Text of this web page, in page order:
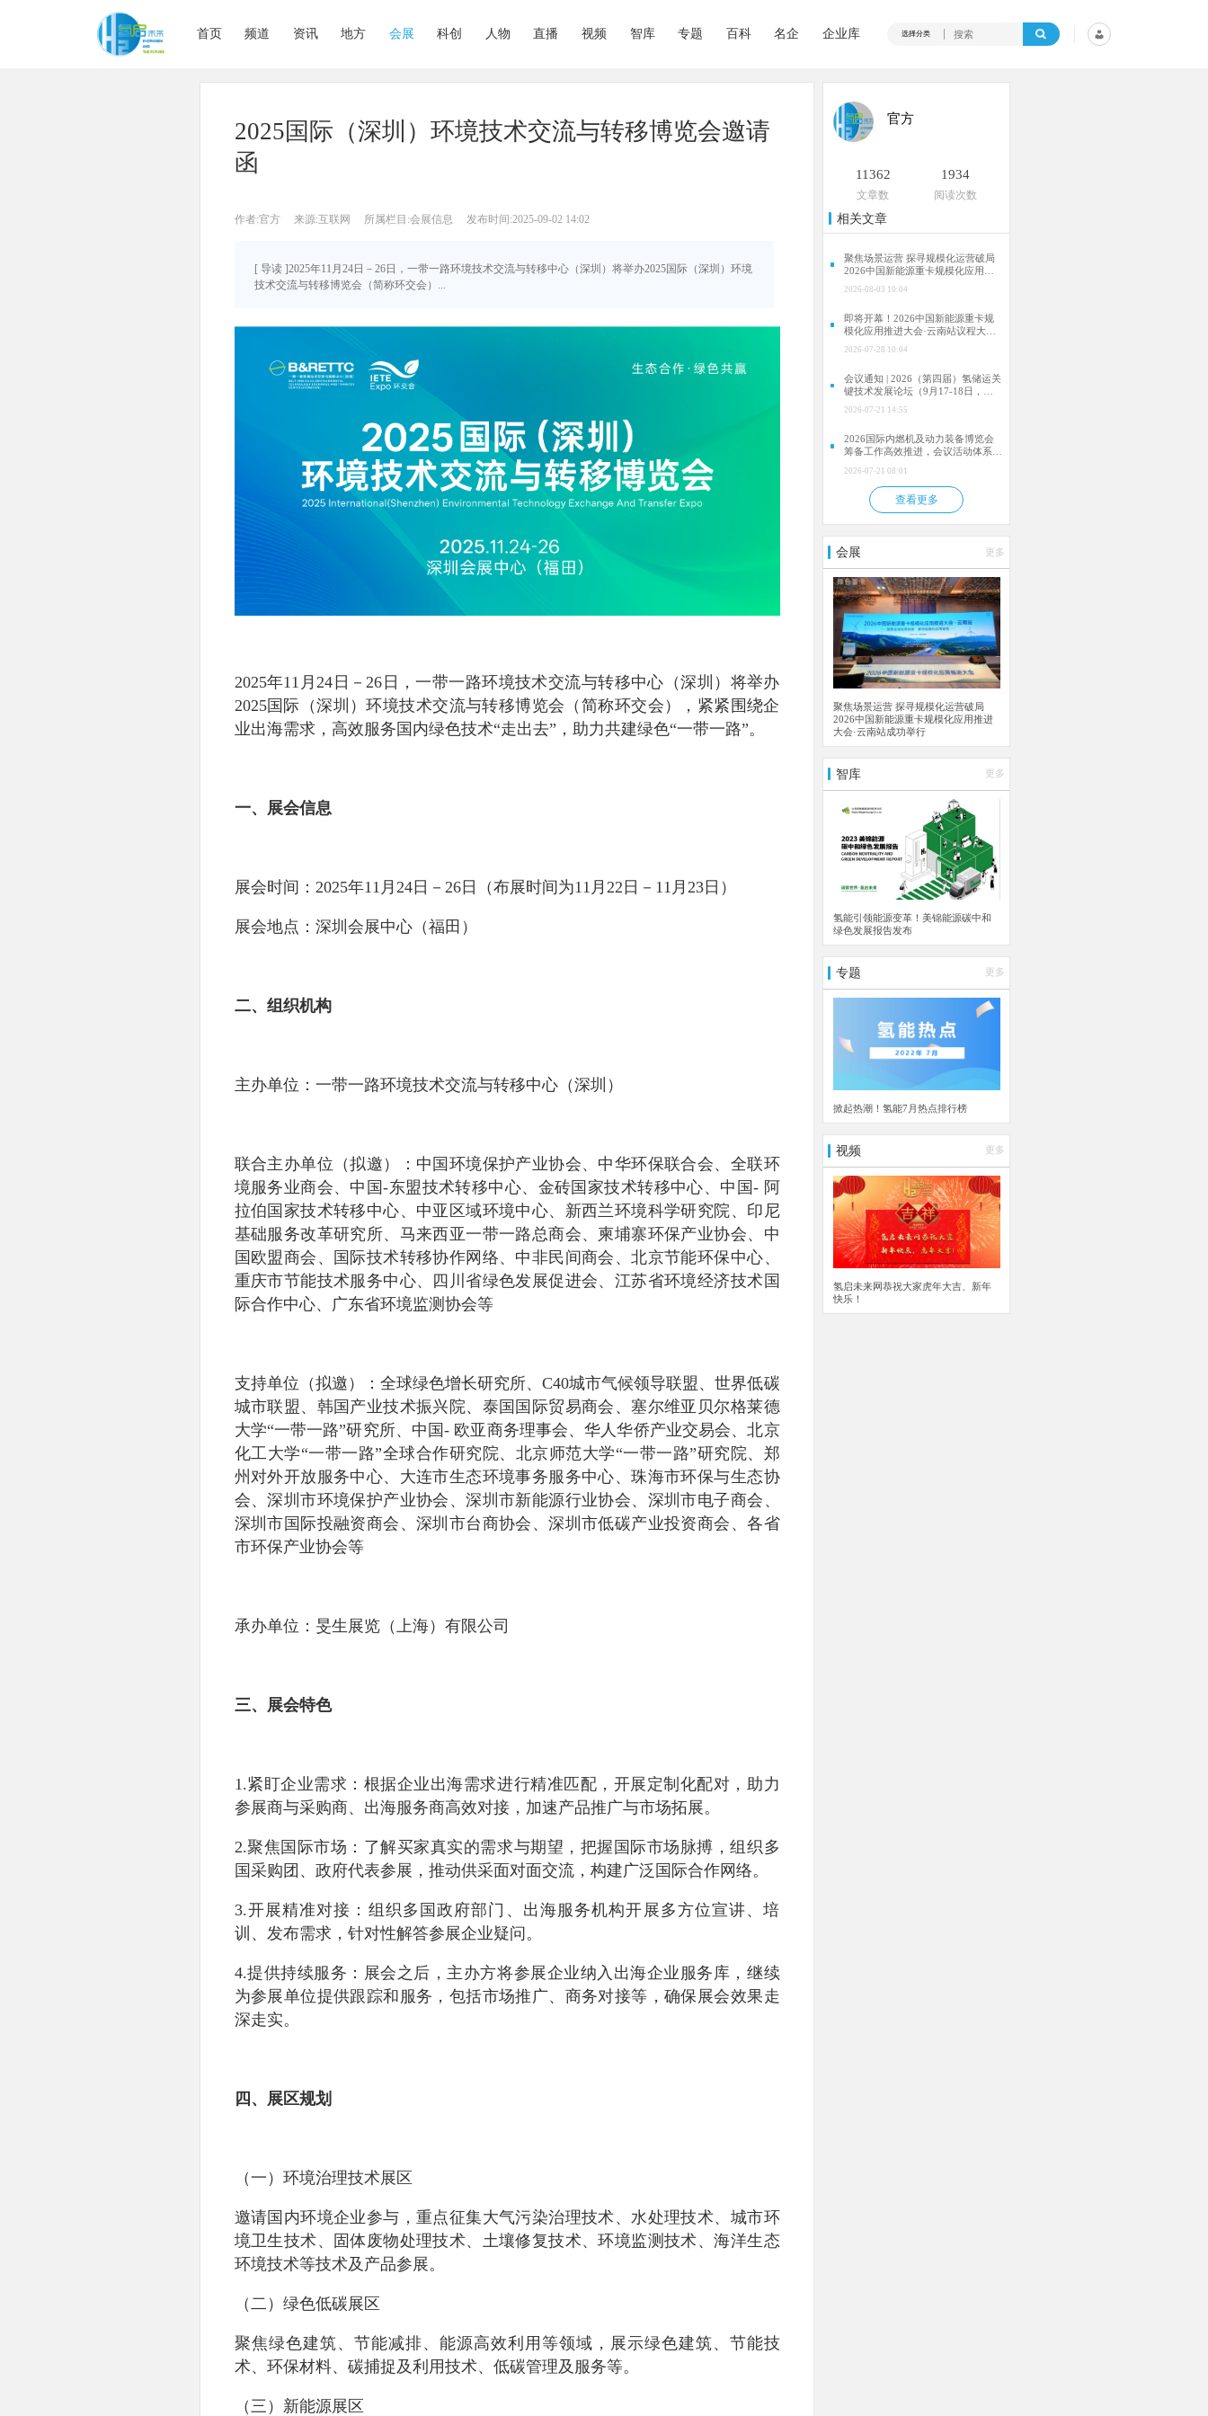
首页 频道 资讯 地方 会展 科创 人物 直播 视频 智库 专题 百科 名企 企业库 选择分类
2025国际（深圳）环境技术交流与转移博览会邀请
函
作者:官方 来源:互联网 所属栏目:会展信息 发布时间:2025-09-02 14:02
[ 导读 ]2025年11月24日－26日，一带一路环境技术交流与转移中心（深圳）将举办2025国际（深圳）环境
技术交流与转移博览会（简称环交会）...
2025年11月24日－26日，一带一路环境技术交流与转移中心（深圳）将举办
2025国际（深圳）环境技术交流与转移博览会（简称环交会），紧紧围绕企
业出海需求，高效服务国内绿色技术“走出去”，助力共建绿色“一带一路”。
一、展会信息
展会时间：2025年11月24日－26日（布展时间为11月22日－11月23日）
展会地点：深圳会展中心（福田）
二、组织机构
主办单位：一带一路环境技术交流与转移中心（深圳）
联合主办单位（拟邀）：中国环境保护产业协会、中华环保联合会、全联环
境服务业商会、中国-东盟技术转移中心、金砖国家技术转移中心、中国- 阿
拉伯国家技术转移中心、中亚区域环境中心、新西兰环境科学研究院、印尼
基础服务改革研究所、马来西亚一带一路总商会、柬埔寨环保产业协会、中
国欧盟商会、国际技术转移协作网络、中非民间商会、北京节能环保中心、
重庆市节能技术服务中心、四川省绿色发展促进会、江苏省环境经济技术国
际合作中心、广东省环境监测协会等
支持单位（拟邀）：全球绿色增长研究所、C40城市气候领导联盟、世界低碳
城市联盟、韩国产业技术振兴院、泰国国际贸易商会、塞尔维亚贝尔格莱德
大学“一带一路”研究所、中国- 欧亚商务理事会、华人华侨产业交易会、北京
化工大学“一带一路”全球合作研究院、北京师范大学“一带一路”研究院、郑
州对外开放服务中心、大连市生态环境事务服务中心、珠海市环保与生态协
会、深圳市环境保护产业协会、深圳市新能源行业协会、深圳市电子商会、
深圳市国际投融资商会、深圳市台商协会、深圳市低碳产业投资商会、各省
市环保产业协会等
承办单位：旻生展览（上海）有限公司
三、展会特色
1.紧盯企业需求：根据企业出海需求进行精准匹配，开展定制化配对，助力
参展商与采购商、出海服务商高效对接，加速产品推广与市场拓展。
2.聚焦国际市场：了解买家真实的需求与期望，把握国际市场脉搏，组织多
国采购团、政府代表参展，推动供采面对面交流，构建广泛国际合作网络。
3.开展精准对接：组织多国政府部门、出海服务机构开展多方位宣讲、培
训、发布需求，针对性解答参展企业疑问。
4.提供持续服务：展会之后，主办方将参展企业纳入出海企业服务库，继续
为参展单位提供跟踪和服务，包括市场推广、商务对接等，确保展会效果走
深走实。
四、展区规划
（一）环境治理技术展区
邀请国内环境企业参与，重点征集大气污染治理技术、水处理技术、城市环
境卫生技术、固体废物处理技术、土壤修复技术、环境监测技术、海洋生态
环境技术等技术及产品参展。
（二）绿色低碳展区
聚焦绿色建筑、节能减排、能源高效利用等领域，展示绿色建筑、节能技
术、环保材料、碳捕捉及利用技术、低碳管理及服务等。
（三）新能源展区
官方
11362
文章数
1934
阅读次数
相关文章
聚焦场景运营 探寻规模化运营破局
2026中国新能源重卡规模化应用推
2026-08-03 10:04
即将开幕！2026中国新能源重卡规
模化应用推进大会·云南站议程大曝
2026-07-28 10:04
会议通知 | 2026（第四届）氢储运关
键技术发展论坛（9月17-18日，合
2026-07-21 14:55
2026国际内燃机及动力装备博览会
筹备工作高效推进，会议活动体系逐
2026-07-21 08:01
查看更多
会展 更多
聚焦场景运营 探寻规模化运营破局
2026中国新能源重卡规模化应用推进
大会·云南站成功举行
智库 更多
氢能引领能源变革！美锦能源碳中和
绿色发展报告发布
专题 更多
掀起热潮！氢能7月热点排行榜
视频 更多
氢启未来网恭祝大家虎年大吉、新年
快乐！